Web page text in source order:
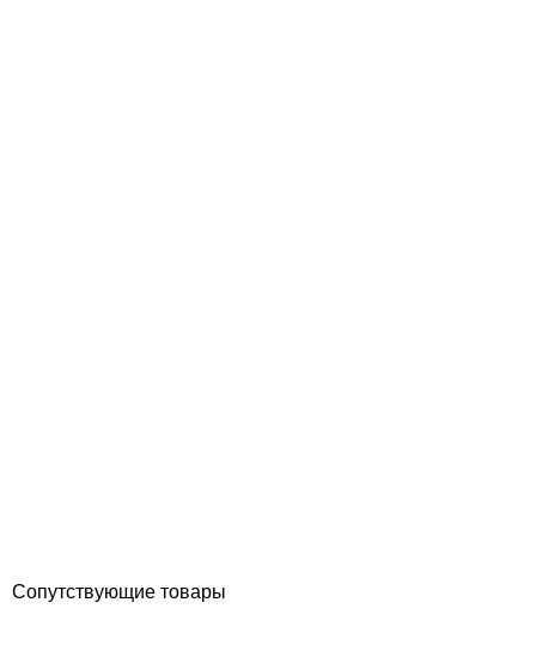
Сопутствующие товары